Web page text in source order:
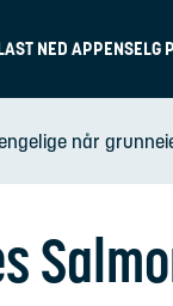
NED APPENSELG
når